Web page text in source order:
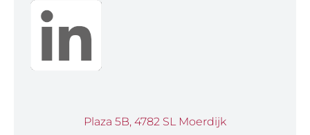
Plaza 5B, 4782 SL Moerdijk